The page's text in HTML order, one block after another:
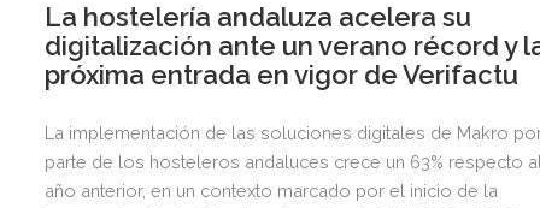
La hostelería andaluza acelera su
digitalización ante un verano récord y
próxima entrada en vigor de Verifactu
La implementación de las soluciones digitales de Makro
parte de los hosteleros andaluces crece un 63% respecto
año anterior, en un contexto marcado por el inicio de la